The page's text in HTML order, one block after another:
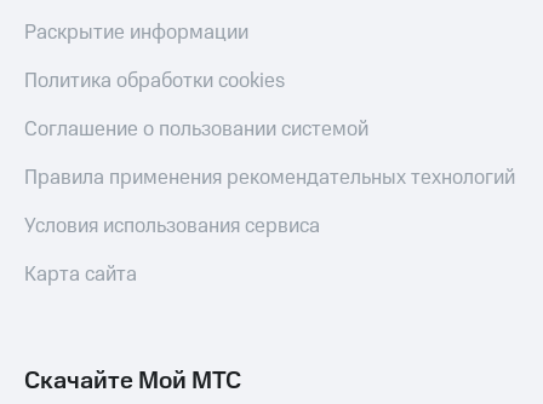
Раскрытие информации
Политика обработки cookies
Соглашение о пользовании системой
Правила применения рекомендательных технологий
Условия использования сервиса
Карта сайта
Скачайте Мой МТС